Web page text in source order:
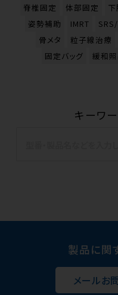
脊椎固定
体部固定
姿勢補助
IMRT
骨メタ
粒子線治療
固定バッグ
緩和照
キーワ
製品に関
メールお